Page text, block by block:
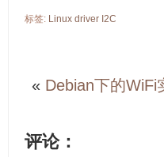
标签: Linux driver I2C
« Debian下的WiFi
评论：